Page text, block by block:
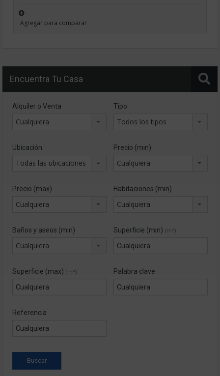
Agregar para comparar
Encuentra Tu Casa
Alquiler o Venta
Cualquiera
Tipo
Todos los tipos
Ubicación
Todas las ubicaciones
Precio (min)
Cualquiera
Precio (max)
Cualquiera
Habitaciones (min)
Cualquiera
Baños y aseos (min)
Cualquiera
Superficie (min) (m²)
Superficie (max) (m²) Palabra clave
Referencia